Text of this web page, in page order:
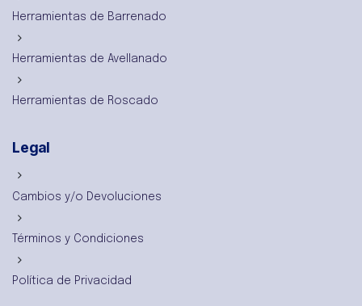
Herramientas de Barrenado
Herramientas de Avellanado
Herramientas de Roscado
Legal
Cambios y/o Devoluciones
Términos y Condiciones
Política de Privacidad